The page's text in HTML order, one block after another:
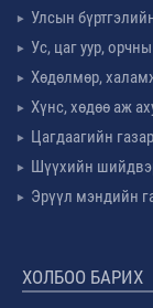
Улсын
Ус, цаг уур,
Хөдөлмөр,
Хүнс, хөдөө аж
Цагдаагийн газар
Шүүхийн
Эрүүл мэндийн
ХОЛБОО БАРИХ